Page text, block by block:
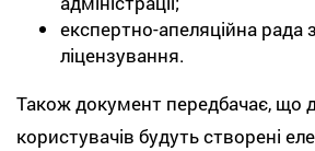
експертно-апеляційна рада
ліцензування.
Також документ передбачає, що
користувачів будуть створені